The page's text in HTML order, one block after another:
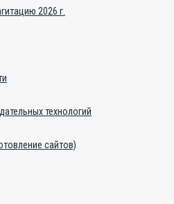
2026 г.
технологий
сайтов)